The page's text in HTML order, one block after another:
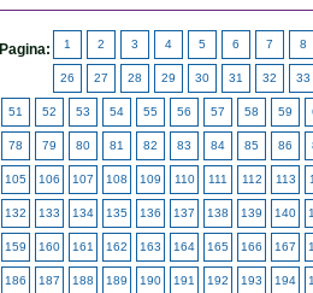
Pagina: 1 2 3 4 5 6 7 8
26 27 28 29 30 31 32 33
51 52 53 54 55 56 57 58 59
78 79 80 81 82 83 84 85 86
105 106 107 108 109 110 111 112 113
132 133 134 135 136 137 138 139 140
159 160 161 162 163 164 165 166 167
186 187 188 189 190 191 192 193 194